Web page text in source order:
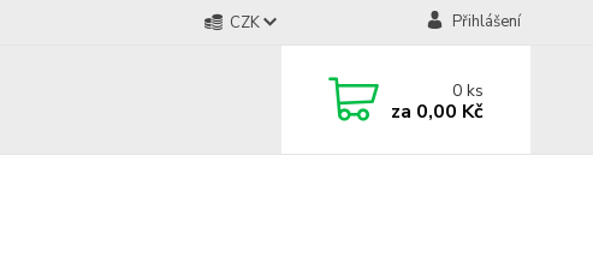
CZK Přihlášení
0ks
za 0,00 Kč